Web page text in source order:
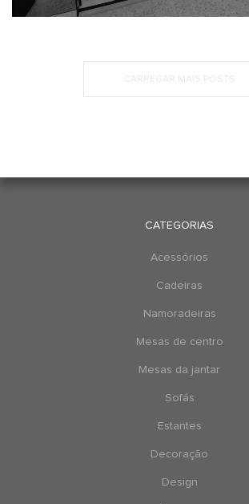
CATEGORIAS
Acessórios
Cadeiras
Namoradeiras
Mesas de centro
Mesas da jantar
Sofás
Estantes
Decoração
Design